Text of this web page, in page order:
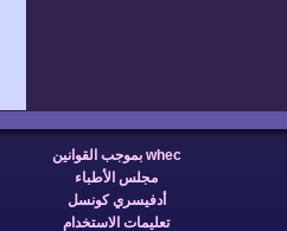
whec بموجب القوانين
مجلس الأطباء
أدفيسري كونسل
تعليمات الاستخدام